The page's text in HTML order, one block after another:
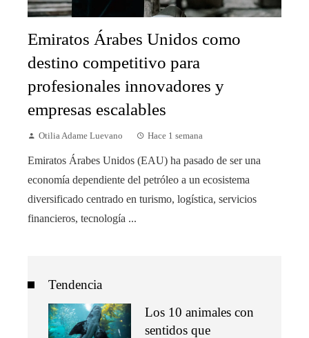
Emiratos Árabes Unidos como
destino competitivo para
profesionales innovadores y
empresas escalables
Otilia Adame Luevano Hace 1 semana
Emiratos Árabes Unidos (EAU) ha pasado de ser una
economía dependiente del petróleo a un ecosistema
diversificado centrado en turismo, logística, servicios
financieros, tecnología ...
Tendencia
Los 10 animales con
sentidos que